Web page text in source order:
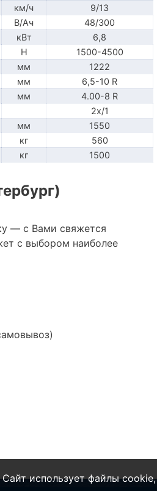
км/ч
9/13
В/Ач
48/300
кВт
6,8
H
1500-4500
мм
1222
мм
6,5-10 R
мм
4.00-8 R
2x/1
мм
1550
кг
560
кг 1500
— с Вами свяжется
с выбором наиболее
Сайт использует файлы